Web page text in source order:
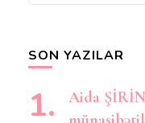
SON YAZILAR
Aida